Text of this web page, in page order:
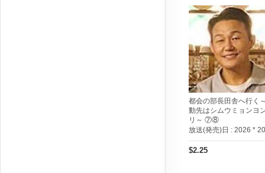
都会の部長田舎へ行く
動先はシムウミョンヨ
リ～ ⑦⑧
放送(発売)日 : 2026 *
$2.25